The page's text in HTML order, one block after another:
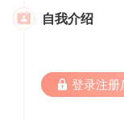
 自我介绍
 登录注册